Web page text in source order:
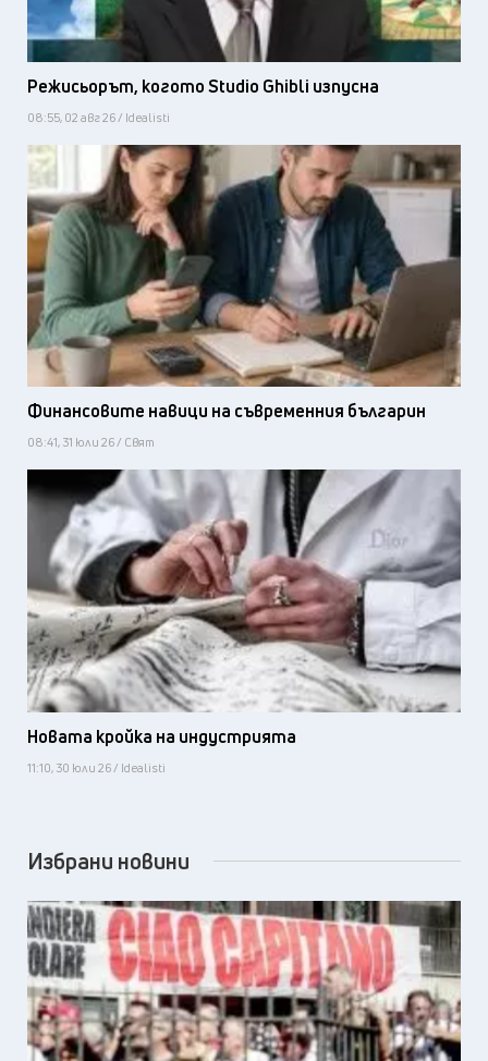
Режисьорът, когото Studio Ghibli изпусна
08:55, 02 авг 26 / Idealisti
Финансовите навици на съвременния българин
08:41, 31 юли 26 / Свят
Новата кройка на индустрията
11:10, 30 юли 26 / Idealisti
Избрани новини